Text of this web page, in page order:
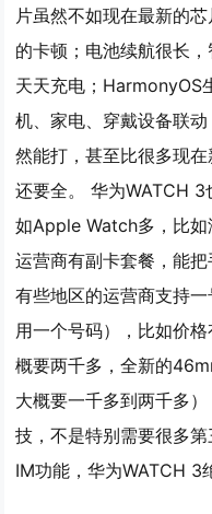
片虽然不如现在最新的
的卡顿；电池续航很长
天天充电；HarmonyOS
机、家电、穿戴设备联
然能打，甚至比很多现
还要全。 华为WATCH
如Apple Watch多，比
运营商有副卡套餐，能
有些地区的运营商支持
用一个号码），比如价
概要两千多，全新的
大概要一千多到两千多
技，不是特别需要很多
IM功能，华为WATCH 3